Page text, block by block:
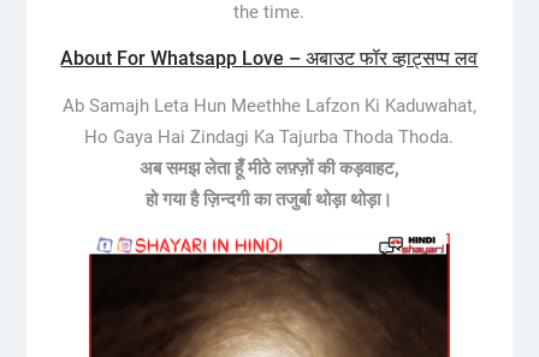
the time.
About For Whatsapp Love – अबाउट फॉर व्हाट्सप्प लव
Ab Samajh Leta Hun Meethhe Lafzon Ki Kaduwahat,
Ho Gaya Hai Zindagi Ka Tajurba Thoda Thoda.
अब समझ लेता हूँ मीठे लफ़्ज़ों की कड़वाहट,
हो गया है ज़िन्दगी का तजुर्बा थोड़ा थोड़ा।